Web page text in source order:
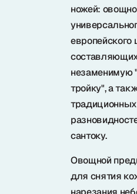
ножей:
незаменимую
тройку", а
сантоку.
Овощной
для снятия